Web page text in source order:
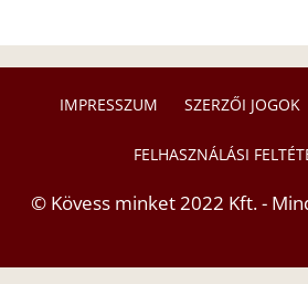
IMPRESSZUM SZERZŐI JOGOK
FELHASZNÁLÁSI
© Kövess minket 2022 Kft. -